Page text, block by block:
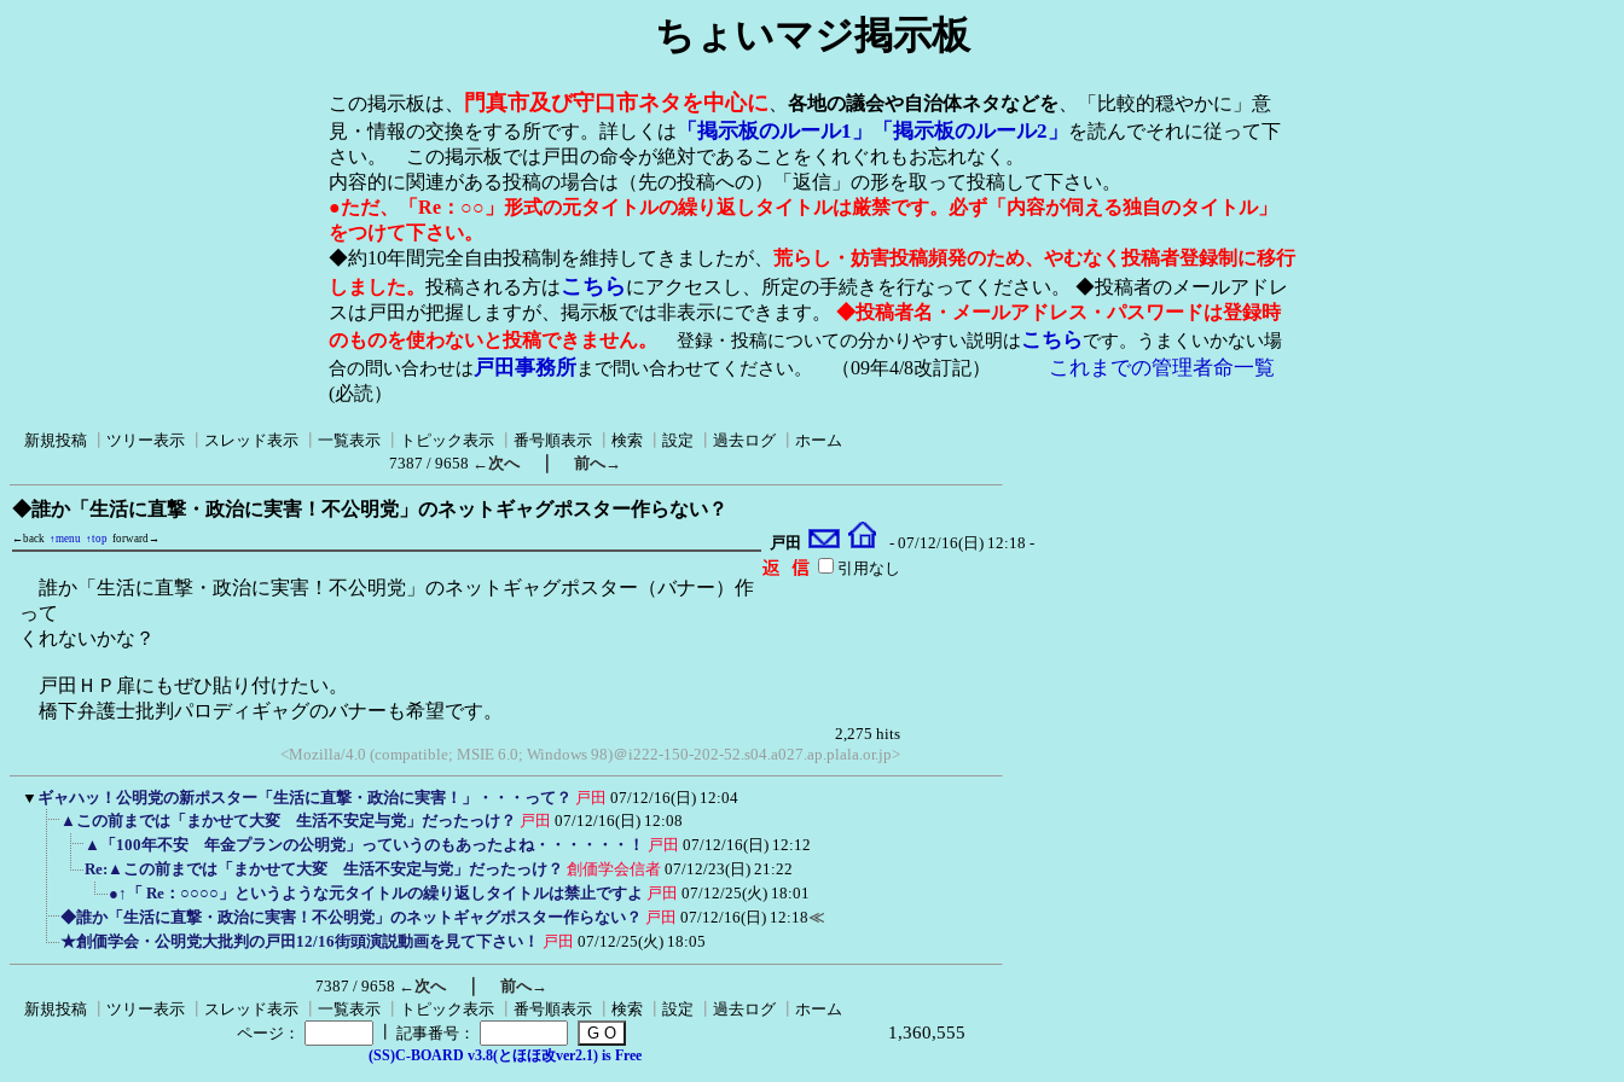
ちょいマジ掲示板
この掲示板は、 門真市及び守口市ネタを中心に、 各地の議会や自治体ネタなどを、「比較的穏やかに」意
見・情報の交換をする所です。詳しくは
「掲示板のルール1」 「掲示板のルール2」
を読んでそれに従って下
さい。 この掲示板では戸田の命令が絶対であることをくれぐれもお忘れなく。
内容的に関連がある投稿の場合は（先の投稿への）「返信」の形を取って投稿して下さい。
●ただ、「Re：○○」形式の元タイトルの繰り返しタイトルは厳禁です。必ず「内容が伺える独自のタイトル」
をつけて下さい。
◆約10年間完全自由投稿制を維持してきましたが、 荒らし・妨害投稿頻発のため、やむなく投稿者登録制に移行
しました。 投稿される方はこちらにアクセスし、所定の手続きを行なってください。 ◆投稿者のメールアドレ
スは戸田が把握しますが、掲示板では非表示にできます。 ◆投稿者名・メールアドレス・パスワードは登録時
のものを使わないと投稿できません。
登録・投稿についての分かりやすい説明はこちらです。うまくいかない場
合の問い合わせは戸田事務所まで問い合わせてください。 （09年4/8改訂記） これまでの管理者命一覧
(必読）
新規投稿 ツリー表示 スレッド表示 一覧表示 トピック表示 番号順表示 検索 設定 過去ログ
ホーム
7387 / 9658 ←次へ｜ 前へ→
◆誰か「生活に直撃・政治に実害！不公明党」のネットギャグポスター作らない？
←back ↑menu ↑top forward→ 戸田 - 07/12/16(日) 12:18 -
誰か「生活に直撃・政治に実害！不公明党」のネットギャグポスター（バナー）作
って
くれないかな？
戸田ＨＰ扉にもぜひ貼り付けたい。
橋下弁護士批判パロディギャグのバナーも希望です。
引用なし
2,275 hits
<Mozilla/4.0 (compatible; MSIE 6.0; Windows 98)＠i222-150-202-52.s04.a027.ap.plala.or.jp>
▼ ギャハッ！公明党の新ポスター「生活に直撃・政治に実害！」・・・って？ 戸田 07/12/16(日) 12:04
▲この前までは「まかせて大変 生活不安定与党」だったっけ？ 戸田 07/12/16(日) 12:08
▲「100年不安 年金プランの公明党」っていうのもあったよね・・・・・・！
戸田 07/12/16(日) 12:12
Re:▲この前までは「まかせて大変 生活不安定与党」だったっけ？ 創価学会信者 07/12/23(日) 21:22
●↑「 Re：○○○○」というような元タイトルの繰り返しタイトルは禁止ですよ 戸田 07/12/25(火) 18:01
◆誰か「生活に直撃・政治に実害！不公明党」のネットギャグポスター作らない？ 戸田 07/12/16(日) 12:18≪
★創価学会・公明党大批判の戸田12/16街頭演説動画を見て下さい！
戸田 07/12/25(火) 18:05
7387 / 9658 ←次へ｜ 前へ→
新規投稿
ツリー表示 スレッド表示 一覧表示 トピック表示 番号順表示 検索 設定 過去ログ
ホーム
ページ：
記事番号： 1,360,555
(SS)C-BOARD v3.8(とほほ改ver2.1) is Free